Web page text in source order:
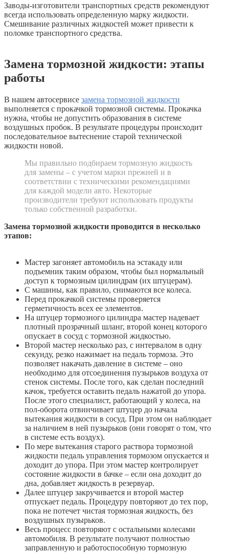
Заводы-изготовители транспортных средств рекомендуют
всегда использовать определенную марку жидкости.
Смешивание различных жидкостей может привести к
поломке транспортного средства.
Замена тормозной жидкости: этапы
работы
В нашем автосервисе замена тормозной жидкости
выполняется с прокачкой тормозной системы. Прокачка
нужна, чтобы не допустить образования в системе
воздушных пробок. В результате процедуры происходит
последовательное вытеснение старой технической
жидкости новой.
Мы правильно подбираем тормозную жидкость
для замены – с учетом марки прежней и в
соответствии с техническими рекомендациями
для каждой модели авто. Некоторые
производители требуют использовать продукты
только собственной разработки.
Замена тормозной жидкости проводится в несколько
этапов:
Мастер загоняет автомобиль на эстакаду или
подъемник таким образом, чтобы был нормальный
доступ к тормозным цилиндрам (их штуцерам).
С машины, как правило, снимаются все колеса.
Перед прокачкой системы проверяется
герметичность всех ее элементов.
На штуцер тормозного цилиндра мастер надевает
плотный прозрачный шланг, второй конец которого
опускает в сосуд с тормозной жидкостью.
Второй мастер несколько раз, с интервалом в одну
секунду, резко нажимает на педаль тормоза. Это
позволяет накачать давление в системе – оно
необходимо для отсоединения пузырьков воздуха от
стенок системы. После того, как сделан последний
качок, требуется оставить педаль нажатой до упора.
После этого специалист, работающий у колеса, на
пол-оборота отвинчивает штуцер до начала
вытекания жидкости в сосуд. При этом он наблюдает
за наличием в ней пузырьков (они говорят о том, что
в системе есть воздух).
По мере вытекания старого раствора тормозной
жидкости педаль управления тормозом опускается и
доходит до упора. При этом мастер контролирует
состояние жидкости в бачке – если она доходит до
дна, добавляет жидкость в резервуар.
Далее штуцер закручивается и второй мастер
отпускает педаль. Процедуру повторяют до тех пор,
пока не потечет чистая тормозная жидкость, без
воздушных пузырьков.
Весь процесс повторяют с остальными колесами
автомобиля. В результате получают полностью
заправленную и работоспособную тормозную